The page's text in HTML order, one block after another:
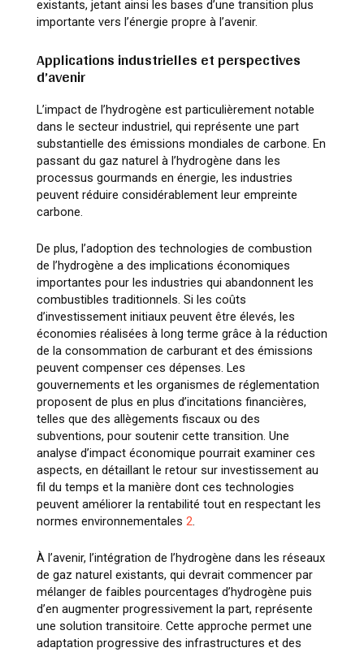
existants, jetant ainsi les bases d’une transition plus
importante vers l’énergie propre à l’avenir.
Applications industrielles et perspectives
d’avenir
L’impact de l’hydrogène est particulièrement notable
dans le secteur industriel, qui représente une part
substantielle des émissions mondiales de carbone. En
passant du gaz naturel à l’hydrogène dans les
processus gourmands en énergie, les industries
peuvent réduire considérablement leur empreinte
carbone.
De plus, l’adoption des technologies de combustion
de l’hydrogène a des implications économiques
importantes pour les industries qui abandonnent les
combustibles traditionnels. Si les coûts
d’investissement initiaux peuvent être élevés, les
économies réalisées à long terme grâce à la réduction
de la consommation de carburant et des émissions
peuvent compenser ces dépenses. Les
gouvernements et les organismes de réglementation
proposent de plus en plus d’incitations financières,
telles que des allègements fiscaux ou des
subventions, pour soutenir cette transition. Une
analyse d’impact économique pourrait examiner ces
aspects, en détaillant le retour sur investissement au
fil du temps et la manière dont ces technologies
peuvent améliorer la rentabilité tout en respectant les
normes environnementales 2.
À l’avenir, l’intégration de l’hydrogène dans les réseaux
de gaz naturel existants, qui devrait commencer par
mélanger de faibles pourcentages d’hydrogène puis
d’en augmenter progressivement la part, représente
une solution transitoire. Cette approche permet une
adaptation progressive des infrastructures et des